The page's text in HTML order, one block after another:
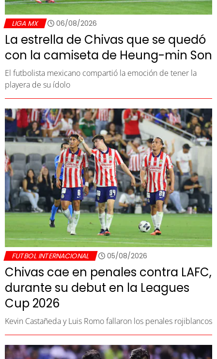
LIGA MX 06/08/2026
La estrella de Chivas que se quedó
con la camiseta de Heung-min Son
El futbolista mexicano compartió la emoción de tener la
playera de su ídolo
FUTBOL INTERNACIONAL 05/08/2026
Chivas cae en penales contra LAFC,
durante su debut en la Leagues
Cup 2026
Kevin Castañeda y Luis Romo fallaron los penales rojiblancos